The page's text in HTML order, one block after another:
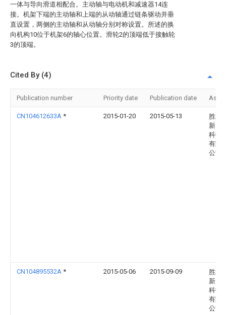
一体与导向滑道相配合。主动轴与电动机和减速器14连
接。机架下端的主动轴和上端的从动轴通过链条驱动并垂
直设置，两侧的主动轴和从动轴分别对称设置。所述的换
向机构10位于机架6的轴心位置。滑轮2的顶端低于接触轮
3的顶端。
Cited By (4)
Publication number Priority date Publication date
CN104612633A * 2015-01-20 2015-05-13
胜利
新大
科技
有限
公司
CN104895532A * 2015-05-06 2015-09-09
胜利
新大
科技
有限
公司